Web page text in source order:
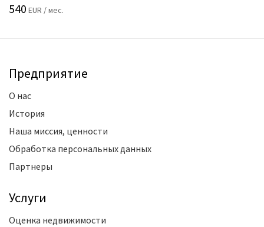
540 EUR / мес.
Предприятие
О нас
История
Наша миссия, ценности
Обработка персональных данных
Партнеры
Услуги
Оценка недвижимости